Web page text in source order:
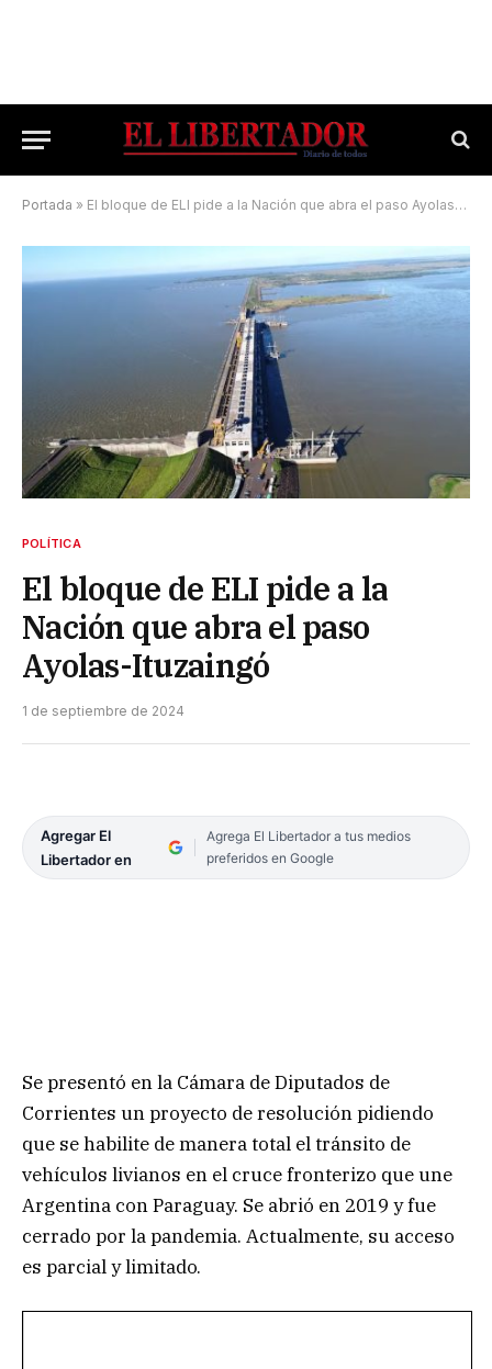
Portada » El bloque de ELI pide a la Nación que abra el paso Ayolas-Ituzaingó
POLÍTICA
El bloque de ELI pide a la
Nación que abra el paso
Ayolas-Ituzaingó
1 de septiembre de 2024
Agregar El
Libertador en
Agrega El Libertador a tus medios
preferidos en Google
Se presentó en la Cámara de Diputados de
Corrientes un proyecto de resolución pidiendo
que se habilite de manera total el tránsito de
vehículos livianos en el cruce fronterizo que une
Argentina con Paraguay. Se abrió en 2019 y fue
cerrado por la pandemia. Actualmente, su acceso
es parcial y limitado.